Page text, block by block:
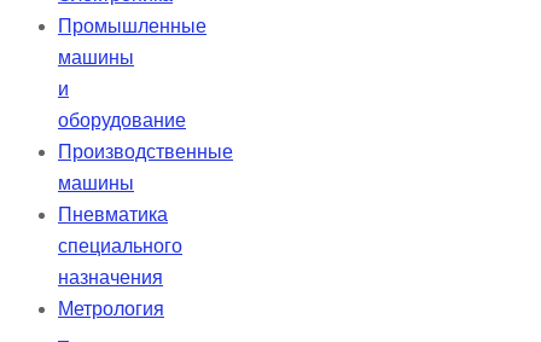
Промышленные
машины
и
оборудование
Производственные
машины
Пневматика
специального
назначения
Метрология